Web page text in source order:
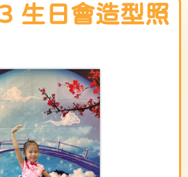
生日會造型照